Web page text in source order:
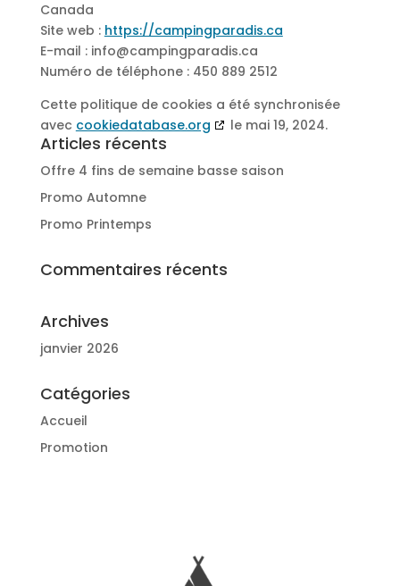
Canada
Site web : https://campingparadis.ca
E-mail : info@campingparadis.ca
Numéro de téléphone : 450 889 2512
Cette politique de cookies a été synchronisée
avec cookiedatabase.org le mai 19, 2024.
Articles récents
Offre 4 fins de semaine basse saison
Promo Automne
Promo Printemps
Commentaires récents
Archives
janvier 2026
Catégories
Accueil
Promotion